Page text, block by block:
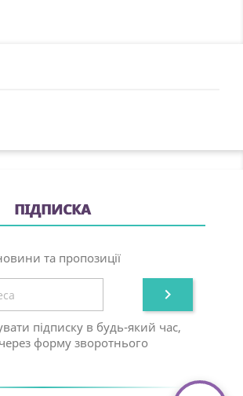
ПІДПИСКА
та пропозиції

підписку в будь-який час,
форму зворотнього